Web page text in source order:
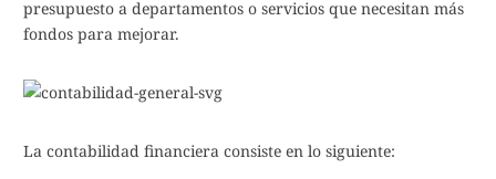
presupuesto a departamentos o servicios que necesitan más
fondos para mejorar.
La contabilidad financiera consiste en lo siguiente: